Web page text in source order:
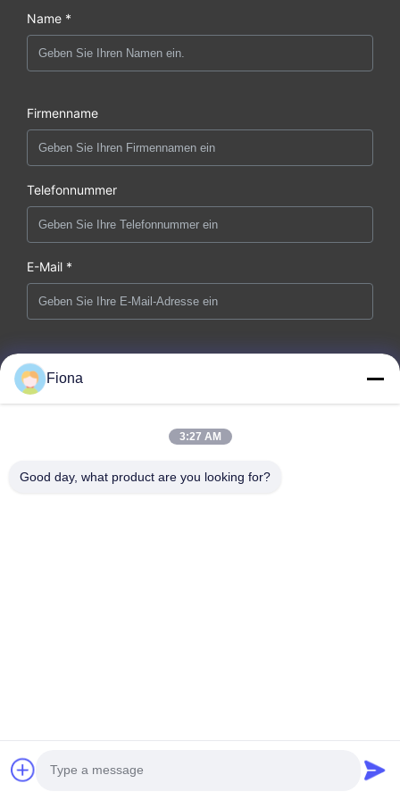
Name *
Firmenname
Telefonnummer
E-Mail *
Nachricht *
erlassen hat.
Schnelllinks
Fiona
3:27 AM
Good day, what product are you looking for?